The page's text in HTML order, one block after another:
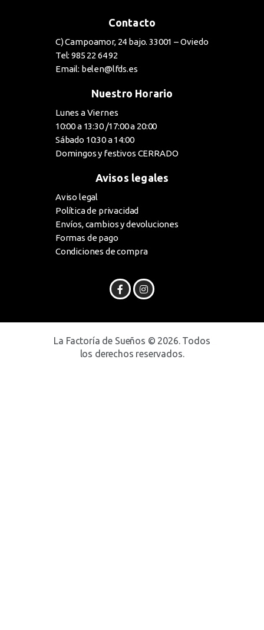
Contacto
C) Campoamor, 24 bajo. 33001 – Oviedo
Tel: 985 22 64 92
Email: belen@lfds.es
Nuestro Horario
Lunes a Viernes
10:00 a 13:30 /17:00 a 20:00
Sábado 10:30 a 14:00
Domingos y festivos CERRADO
Avisos legales
Aviso legal
Política de privacidad
Envíos, cambios y devoluciones
Formas de pago
Condiciones de compra
La Factoría de Sueños © 2026. Todos
los derechos reservados.